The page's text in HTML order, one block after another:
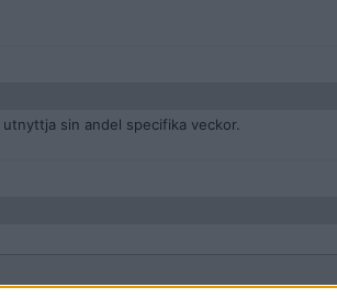
sin andel specifika veckor.